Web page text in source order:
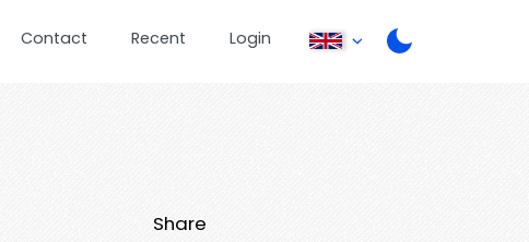
Contact Recent Login
Share